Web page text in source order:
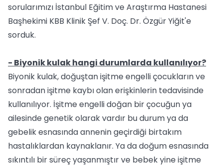
sorularımızı İstanbul Eğitim ve Araştırma Hastanesi
Başhekimi KBB Klinik Şef V. Doç. Dr. Özgür Yiğit'e
sorduk.
- Biyonik kulak hangi durumlarda kullanılıyor?
Biyonik kulak, doğuştan işitme engelli çocukların ve
sonradan işitme kaybı olan erişkinlerin tedavisinde
kullanılıyor. İşitme engelli doğan bir çocuğun ya
ailesinde genetik olarak vardır bu durum ya da
gebelik esnasında annenin geçirdiği birtakım
hastalıklardan kaynaklanır. Ya da doğum esnasında
sıkıntılı bir süreç yaşanmıştır ve bebek yine işitme